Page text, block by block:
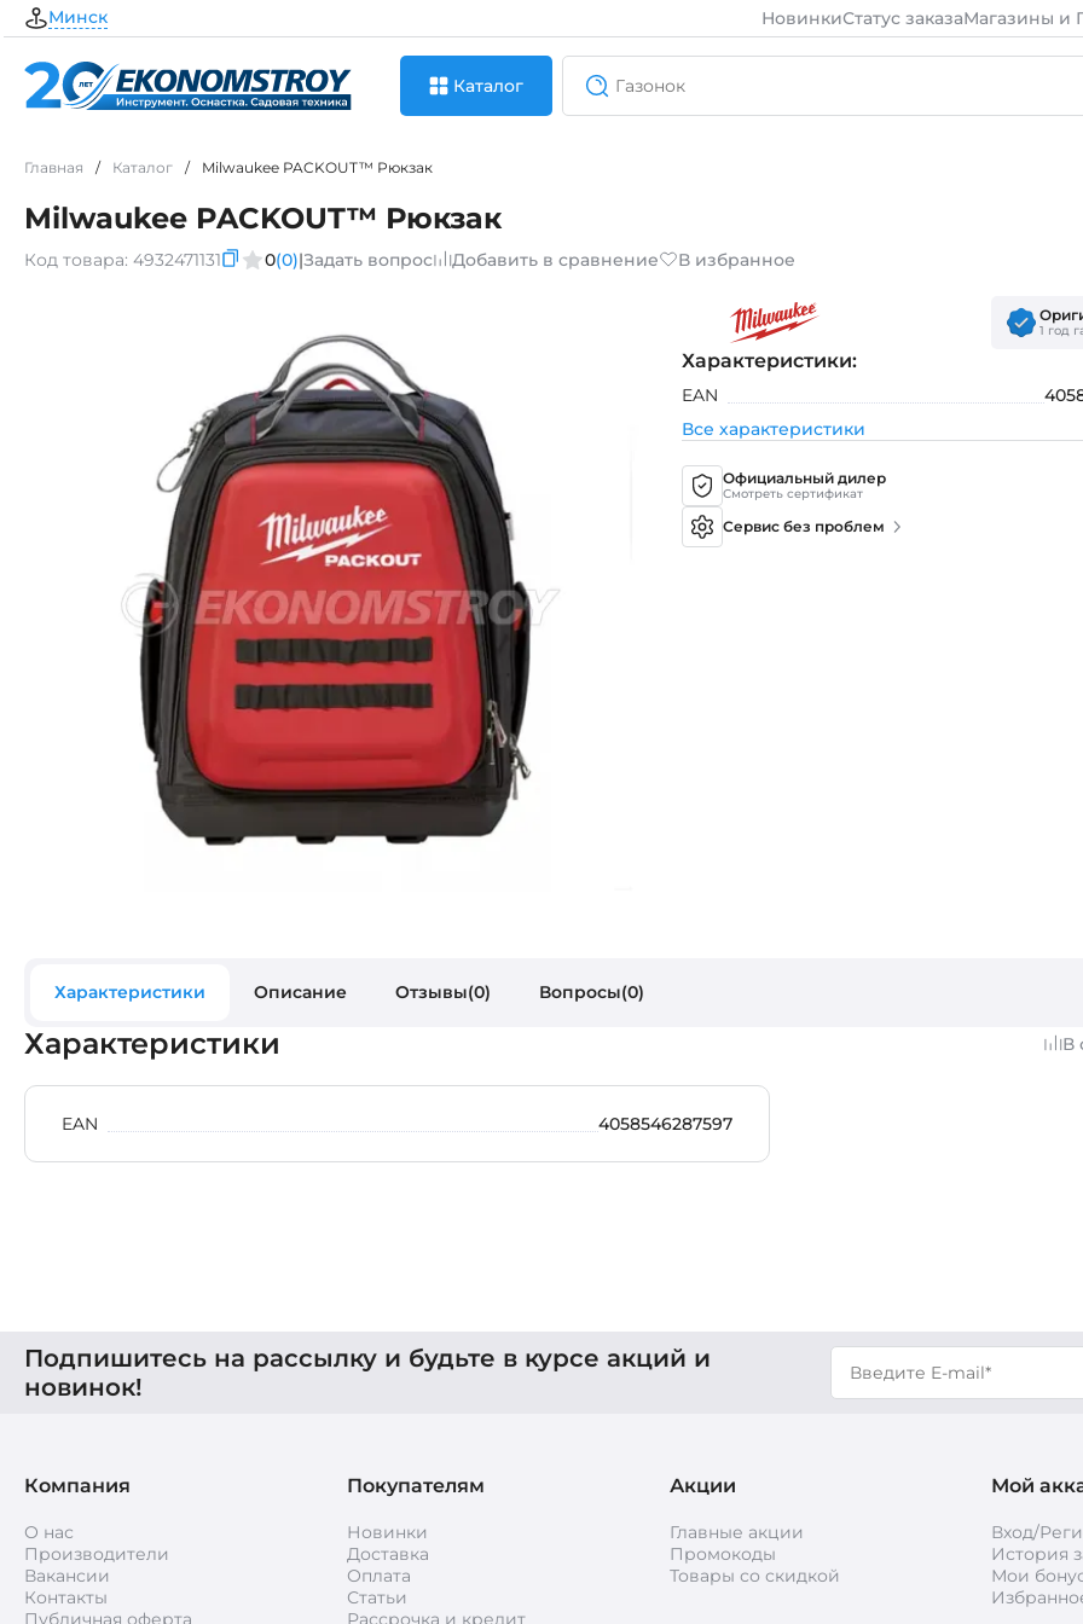
Минск НовинкиСтатус заказаМагазины и
Каталог
Главная / Каталог / Milwaukee PACKOUT™ Рюкзак
Milwaukee PACKOUT™ Рюкзак
Код товара: 4932471131 0(0)|Задать вопрос Добавить в сравнение В избранное
1 год
Характеристики:
EAN
Все характеристики
Официальный дилер
Смотреть сертификат
Сервис без проблем
Характеристики Описание Отзывы(0) Вопросы(0)
Характеристики В
EAN 4058546287597
Подпишитесь на рассылку и будьте в курсе акций и
новинок!
Компания
О нас
Производители
Вакансии
Контакты
Публичная оферта
Покупателям
Новинки
Доставка
Оплата
Статьи
Рассрочка и кредит
Акции
Главные акции
Промокоды
Товары со скидкой
Мой
Вход/
История
Мои